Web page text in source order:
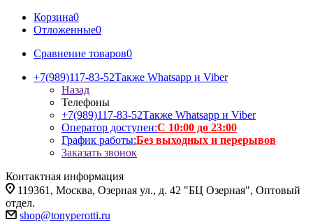
Корзина0
Отложенные0
Сравнение товаров0
+7(989)117-83-52Также Whatsapp и Viber
Назад
Телефоны
+7(989)117-83-52Также Whatsapp и Viber
Оператор доступен:С 10:00 до 23:00
График работы:Без выходных и перерывов
Заказать звонок
Контактная информация
119361, Москва, Озерная ул., д. 42 "БЦ Озерная", Оптовый
отдел.
shop@tonyperotti.ru